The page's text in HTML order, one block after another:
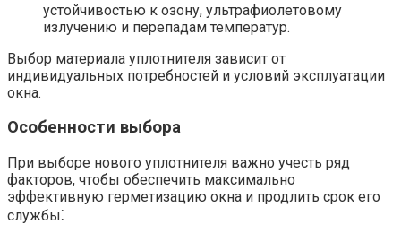
устойчивостью к озону, ультрафиолетовому
излучению и перепадам температур.
Выбор материала уплотнителя зависит от
индивидуальных потребностей и условий эксплуатации
окна.
Особенности выбора
При выборе нового уплотнителя важно учесть ряд
факторов, чтобы обеспечить максимально
эффективную герметизацию окна и продлить срок его
службы⁚